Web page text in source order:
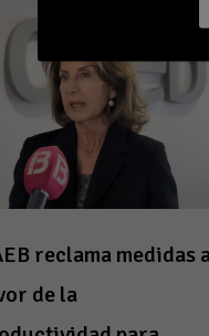
reclama medidas
de la